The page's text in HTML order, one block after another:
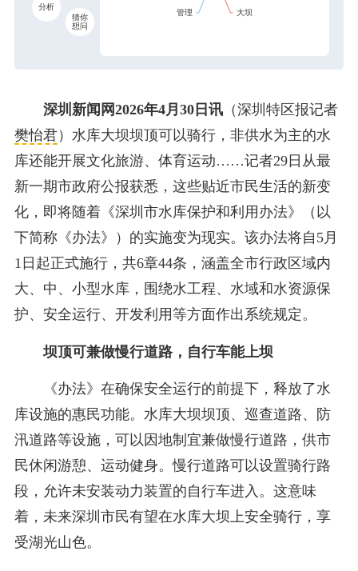
分析
猜你
想问
深圳新闻网2026年4月30日讯（深圳特区报记者
樊怡君）水库大坝坝顶可以骑行，非供水为主的水
库还能开展文化旅游、体育运动……记者29日从最
新一期市政府公报获悉，这些贴近市民生活的新变
化，即将随着《深圳市水库保护和利用办法》（以
下简称《办法》）的实施变为现实。该办法将自5月
1日起正式施行，共6章44条，涵盖全市行政区域内
大、中、小型水库，围绕水工程、水域和水资源保
护、安全运行、开发利用等方面作出系统规定。
坝顶可兼做慢行道路，自行车能上坝
《办法》在确保安全运行的前提下，释放了水
库设施的惠民功能。水库大坝坝顶、巡查道路、防
汛道路等设施，可以因地制宜兼做慢行道路，供市
民休闲游憩、运动健身。慢行道路可以设置骑行路
段，允许未安装动力装置的自行车进入。这意味
着，未来深圳市民有望在水库大坝上安全骑行，享
受湖光山色。